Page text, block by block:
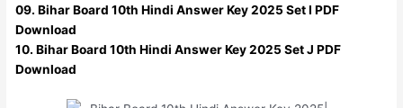
09. Bihar Board 10th Hindi Answer Key 2025 Set I PDF
Download
10. Bihar Board 10th Hindi Answer Key 2025 Set J PDF
Download